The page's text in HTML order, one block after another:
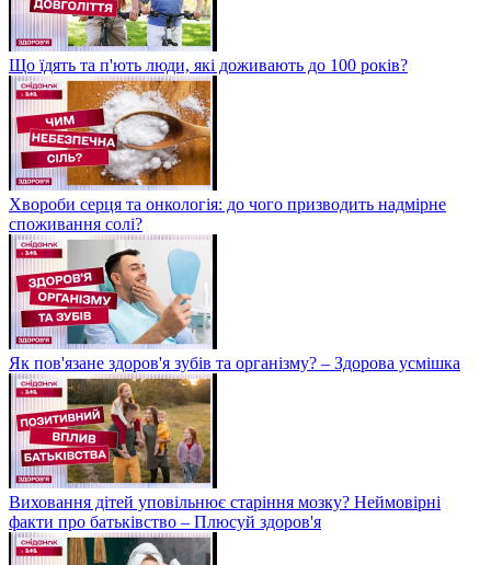
Що їдять та п'ють люди, які доживають до 100 років?
Хвороби серця та онкологія: до чого призводить надмірне
споживання солі?
Як пов'язане здоров'я зубів та організму? – Здорова усмішка
Виховання дітей уповільнює старіння мозку? Неймовірні
факти про батьківство – Плюсуй здоров'я